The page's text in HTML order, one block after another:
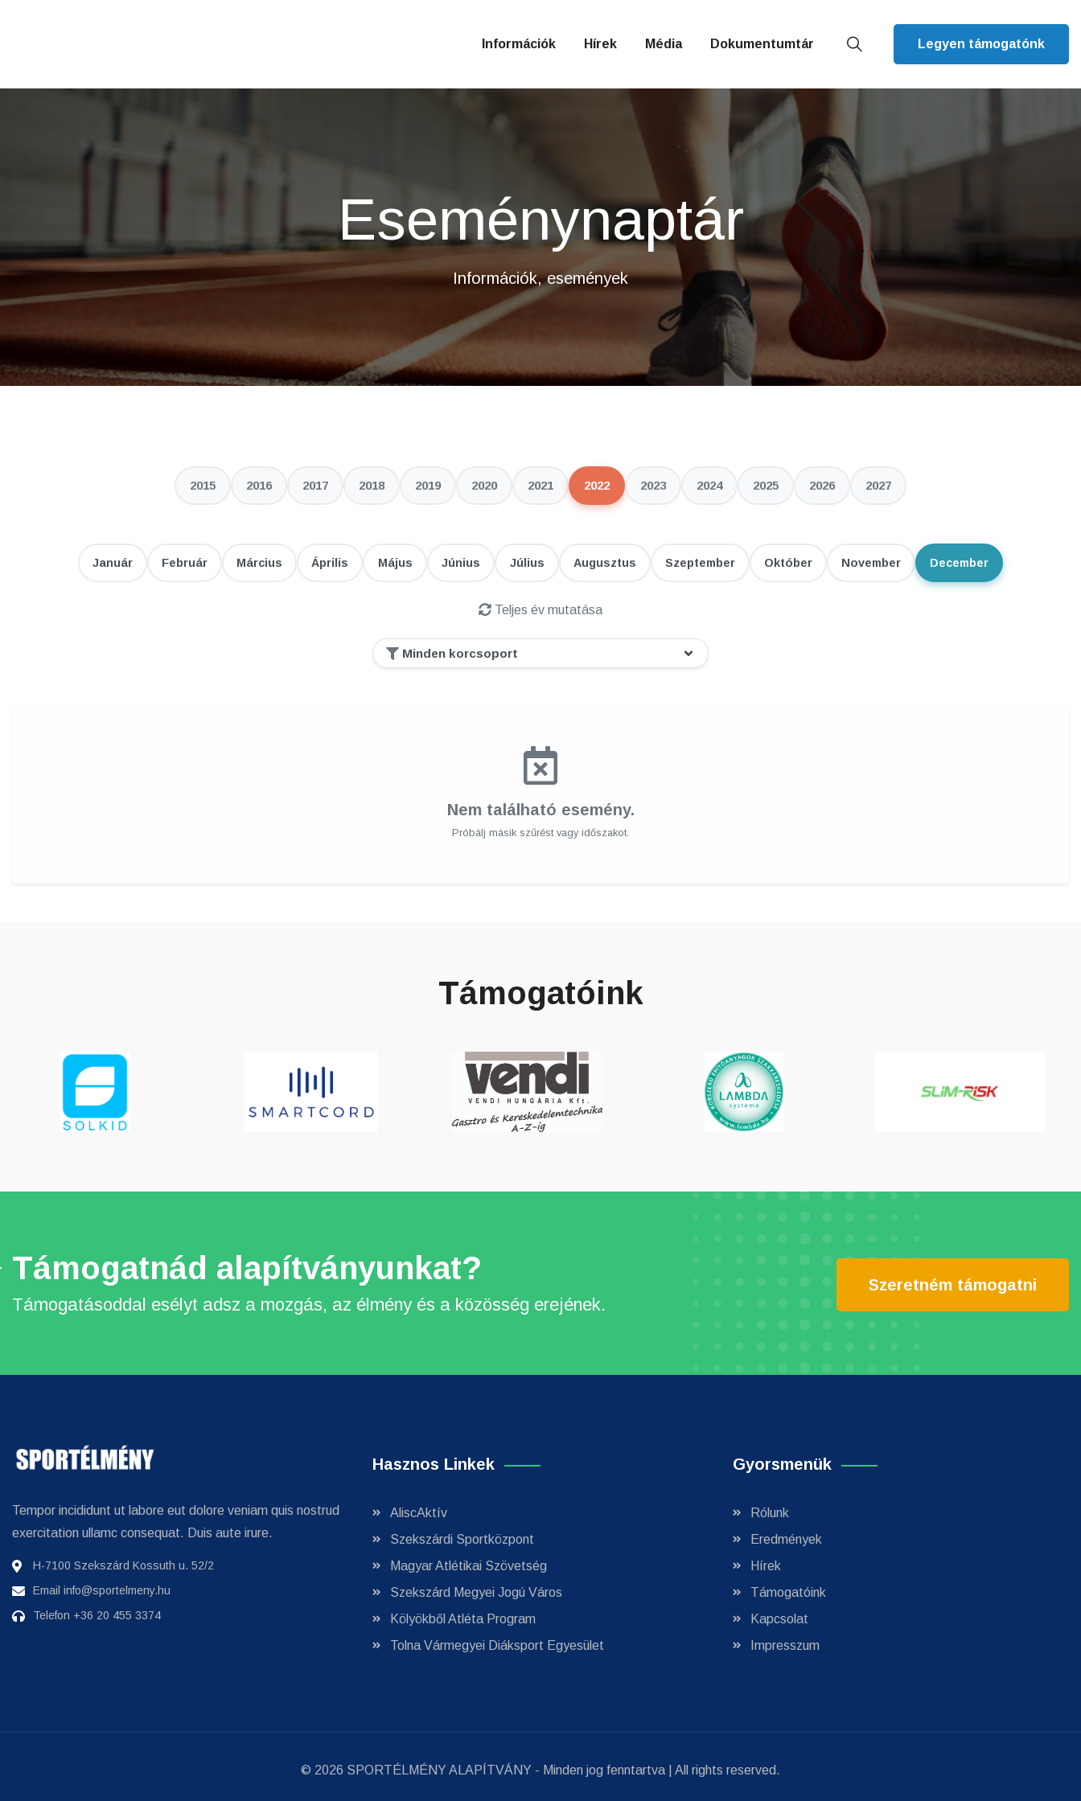
Információk Hírek Média Dokumentumtár Legyen támogatónk
Eseménynaptár
Információk, események
2015 2016 2017 2018 2019 2020 2021 2022 2023 2024 2025 2026 2027
Január Február Március Április Május Június Július Augusztus Szeptember Október November December
Teljes év mutatása
Nem található esemény.
Próbálj másik szűrést vagy időszakot.
Támogatóink
Támogatnád alapítványunkat?
Támogatásoddal esélyt adsz a mozgás, az élmény és a közösség erejének.
Szeretném támogatni
Tempor incididunt ut labore eut dolore veniam quis nostrud
exercitation ullamc consequat. Duis aute irure.
H-7100 Szekszárd Kossuth u. 52/2
Email info@sportelmeny.hu
Telefon +36 20 455 3374
Hasznos Linkek
AliscAktív
Szekszárdi Sportközpont
Magyar Atlétikai Szövetség
Szekszárd Megyei Jogú Város
Kölyökből Atléta Program
Tolna Vármegyei Diáksport Egyesület
Gyorsmenük
Rólunk
Eredmények
Hírek
Támogatóink
Kapcsolat
Impresszum
© 2026 SPORTÉLMÉNY ALAPÍTVÁNY - Minden jog fenntartva | All rights reserved.